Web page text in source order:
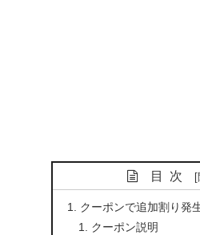
目次
クーポンで追加割り発
クーポン説明